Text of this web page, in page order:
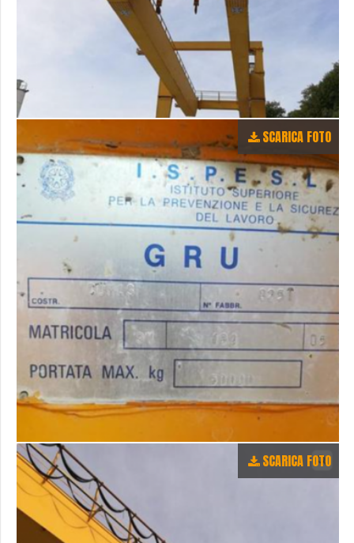
SCARICA FOTO
SCARICA FOTO